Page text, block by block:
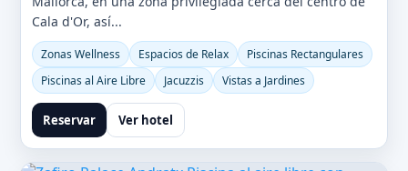
Cala d'Or, así...
Zonas Wellness Espacios de Relax
Piscinas Rectangulares
Piscinas al Aire Libre
Jacuzzis Vistas a Jardines
Reservar Ver hotel